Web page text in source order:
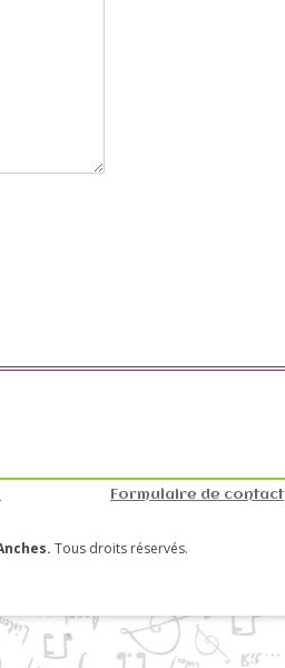
Formulaire de contact
Tous droits réservés.